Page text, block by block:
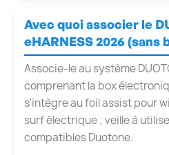
Avec quoi associer le
eHARNESS 2026
Associe-le au système
comprenant la box
s'intègre au foil assist pour
surf électrique ; veille à
compatibles Duotone.